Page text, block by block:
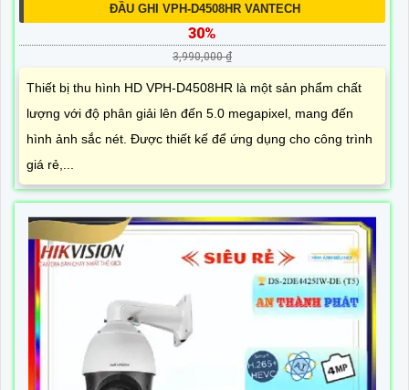
ĐẦU GHI VPH-D4508HR VANTECH
30%
3,990,000 ₫
Thiết bị thu hình HD VPH-D4508HR là một sản phẩm chất
lượng với độ phân giải lên đến 5.0 megapixel, mang đến
hình ảnh sắc nét. Được thiết kế để ứng dụng cho công trình
giá rẻ,...